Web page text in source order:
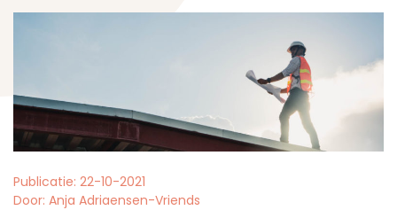
Publicatie: 22-10-2021
Door: Anja Adriaensen-Vriends